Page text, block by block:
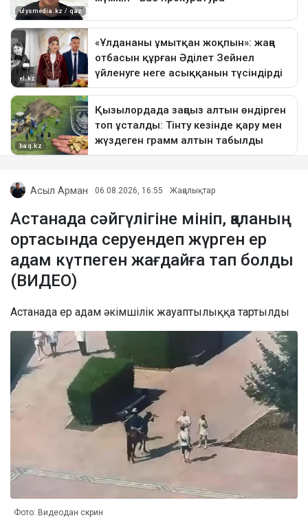
Асыл Арман 06.08.2026, 16:55 Жаңалықтар
Астанада сәйгүлігіне мініп, қаланың
ортасында серуендеп жүрген ер
адам күтпеген жағдайға тап болды
(ВИДЕО)
Астанада ер адам әкімшілік жауаптылыққа тартылды
Фото: Видеодан скрин